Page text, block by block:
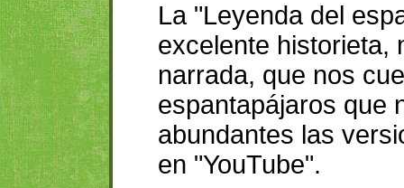
La "Leyenda del
excelente historieta,
narrada, que nos
espantapájaros que
abundantes las
en "YouTube".